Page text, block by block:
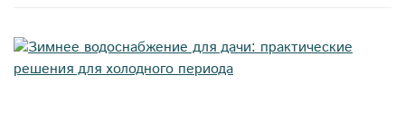
станция биологической очистки